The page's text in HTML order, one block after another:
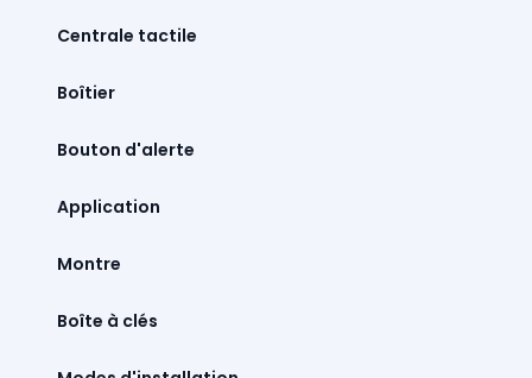
Centrale tactile
Boîtier
Bouton d'alerte
Montre
Boîte à clés